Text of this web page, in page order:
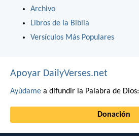
Archivo
Libros de la Biblia
Versículos Más Populares
Apoyar DailyVerses.net
Ayúdame a difundir la Palabra de Dios:
Donación